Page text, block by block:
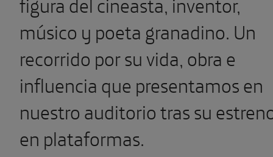
músico y poeta granadino. Un
recorrido por su vida, obra e
influencia que presentamos en
nuestro auditorio tras su
en plataformas.